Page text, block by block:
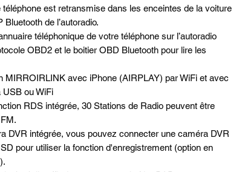
est retransmise dans les enceintes de la voiture
de l’autoradio.
téléphonique de votre téléphone sur l’autoradio
OBD2 et le boitier OBD Bluetooth pour lire les
MIRROIRLINK avec iPhone (AIRPLAY) par WiFi et avec
ou WiFi
RDS intégrée, 30 Stations de Radio peuvent être
DVR intégrée, vous pouvez connecter une caméra DVR
pour utiliser la fonction d'enregistrement (option en